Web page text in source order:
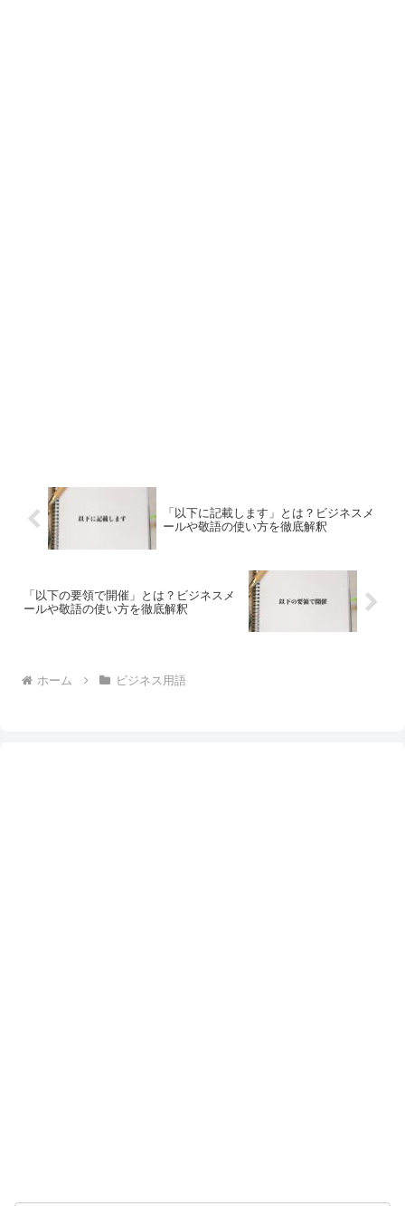
「以下に記載します」とは？ビジネスメ
ールや敬語の使い方を徹底解釈
「以下の要領で開催」とは？ビジネスメ
ールや敬語の使い方を徹底解釈
ホーム ビジネス用語